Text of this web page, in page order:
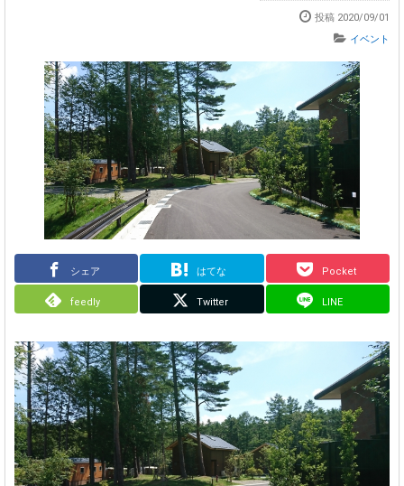
投稿 2020/09/01
イベント
シェア はてな Pocket
feedly Twitter LINE